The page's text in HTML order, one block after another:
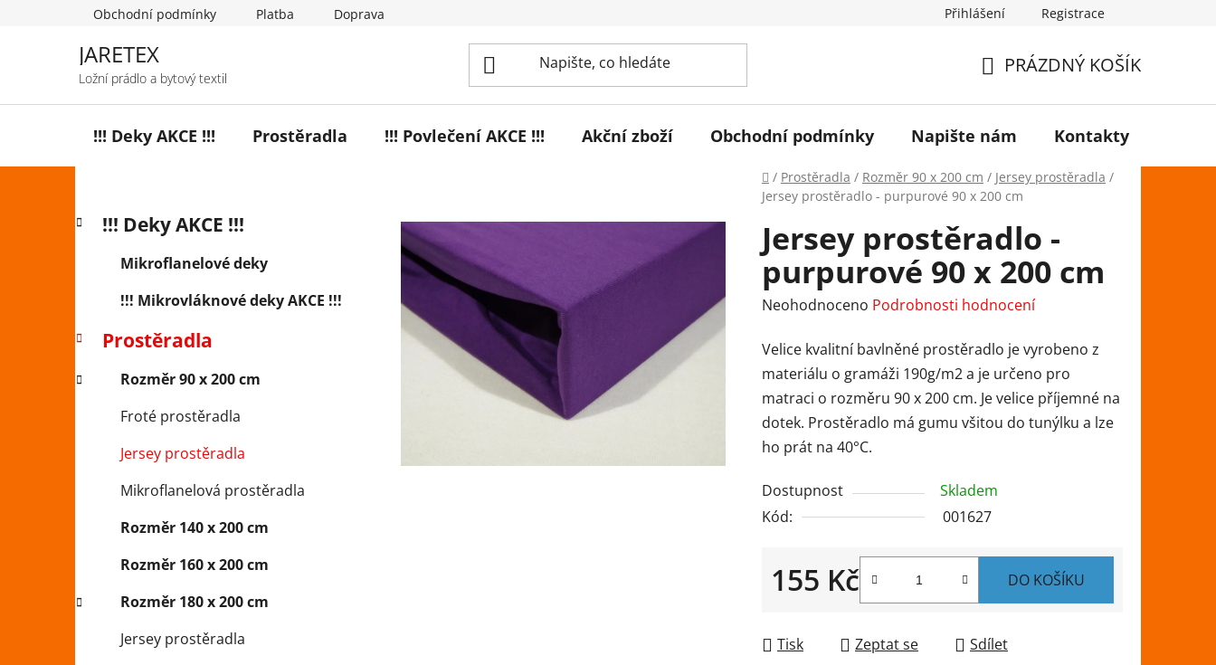
Obchodní podmínky Platba Doprava Přihlášení Registrace
JARETEX
Ložní prádlo a bytový textil
KOŠÍK
PRÁZDNÝ KOŠÍK
!!! Deky AKCE !!! Prostěradla !!! Povlečení AKCE !!! Akční zboží Obchodní podmínky Napište nám Kontakty
Domů
/ Prostěradla / Rozměr 90 x 200 cm / Jersey prostěradla /
Jersey prostěradlo - purpurové 90 x 200 cm
P
a
n
kategorie
K
a
r
e
!!! Deky AKCE !!!
Mikroflanelové deky
!!! Mikrovláknové deky AKCE !!!
Prostěradla
Rozměr 90 x 200 cm
Froté prostěradla
Jersey prostěradla
Mikroflanelová prostěradla
Rozměr 140 x 200 cm
Rozměr 160 x 200 cm
Rozměr 180 x 200 cm
Jersey prostěradla
Jersey prostěradlo -
purpurové 90 x 200 cm
Průměrné
produktu
je
0,0
z
5
Neohodnoceno Podrobnosti hodnocení
Velice kvalitní bavlněné prostěradlo je vyrobeno z
materiálu o gramáži 190g/m2 a je určeno pro
matraci o rozměru 90 x 200 cm. Je velice příjemné na
dotek. Prostěradlo má gumu všitou do tunýlku a lze
ho prát na 40°C.
Dostupnost
Skladem
Kód:
001627
155 Kč DO KOŠÍKU
Tisk Zeptat se Sdílet